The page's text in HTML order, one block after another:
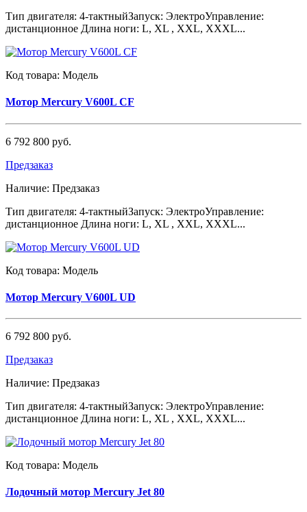
Тип двигателя: 4-тактныйЗапуск: ЭлектроУправление:
дистанционное Длина ноги: L, XL , XXL, XXXL...
Код товара: Модель
Мотор Mercury V600L CF
6 792 800 руб.
Предзаказ
Наличие: Предзаказ
Тип двигателя: 4-тактныйЗапуск: ЭлектроУправление:
дистанционное Длина ноги: L, XL , XXL, XXXL...
Код товара: Модель
Мотор Mercury V600L UD
6 792 800 руб.
Предзаказ
Наличие: Предзаказ
Тип двигателя: 4-тактныйЗапуск: ЭлектроУправление:
дистанционное Длина ноги: L, XL , XXL, XXXL...
Код товара: Модель
Лодочный мотор Mercury Jet 80